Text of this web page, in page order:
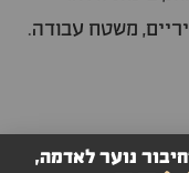
משטח עבודה.
נוער לאדמה,